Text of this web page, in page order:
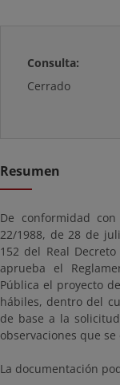
Consulta:
Cerrado
Resumen
De conformidad
22/1988, de 28 de
152 del Real
aprueba el
Pública el proyecto
hábiles, dentro del
de base a la
observaciones que se
La documentación